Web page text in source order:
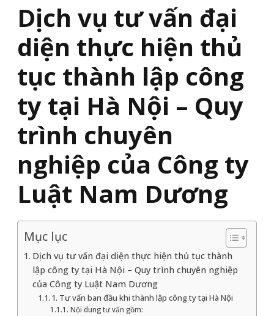
Dịch vụ tư vấn đại
diện thực hiện thủ
tục thành lập công
ty tại Hà Nội – Quy
trình chuyên
nghiệp của Công ty
Luật Nam Dương
Mục lục
Dịch vụ tư vấn đại diện thực hiện thủ tục thành
lập công ty tại Hà Nội – Quy trình chuyên nghiệp
của Công ty Luật Nam Dương
1. Tư vấn ban đầu khi thành lập công ty tại Hà Nội
Nội dung tư vấn gồm: